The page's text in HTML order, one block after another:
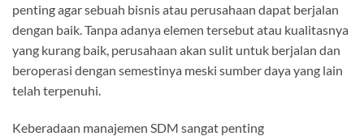
penting agar sebuah bisnis atau perusahaan dapat berjalan
dengan baik. Tanpa adanya elemen tersebut atau kualitasnya
yang kurang baik, perusahaan akan sulit untuk berjalan dan
beroperasi dengan semestinya meski sumber daya yang lain
telah terpenuhi.
Keberadaan manajemen SDM sangat penting